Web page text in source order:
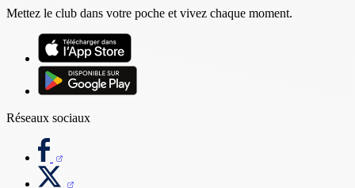
Mettez le club dans votre poche et vivez chaque moment.
Réseaux sociaux